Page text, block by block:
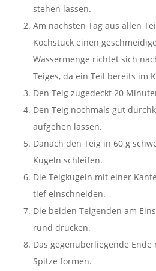
stehen lassen.
Am nächsten Tag aus allen
Kochstück einen
Wassermenge richtet sich
Teiges, da ein Teil bereits im
Den Teig zugedeckt 20
Den Teig nochmals gut
aufgehen lassen.
Danach den Teig in 60 g
Kugeln schleifen.
Die Teigkugeln mit einer
tief einschneiden.
Die beiden Teigenden am
rund drücken.
Das gegenüberliegende
Spitze formen.